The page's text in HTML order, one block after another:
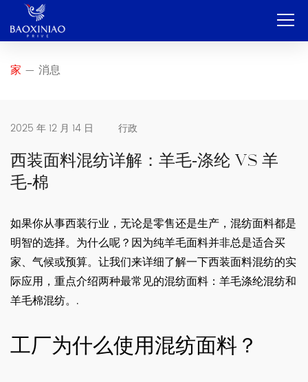
家 — 消息
2025 年 12 月 14 日 行政
西装面料混纺详解：羊毛-涤纶 vs 羊
毛-棉
如果你从事西装行业，无论是零售还是生产，混纺面料都是
明智的选择。为什么呢？因为纯羊毛面料并非总是适合买
家、气候或预算。让我们来详细了解一下西装面料混纺的实
际应用，重点介绍两种最常见的混纺面料：羊毛涤纶混纺和
羊毛棉混纺。.
工厂为什么使用混纺面料？
OEM和ODM
服务
产品
博客
简体中文